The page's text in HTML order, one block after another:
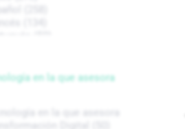
en la que asesora